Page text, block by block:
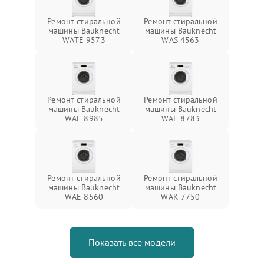
Ремонт стиральной
машины Bauknecht
WATE 9573
Ремонт стиральной
машины Bauknecht
WAS 4563
Ремонт стиральной
машины Bauknecht
WAE 8985
Ремонт стиральной
машины Bauknecht
WAE 8783
Ремонт стиральной
машины Bauknecht
WAE 8560
Ремонт стиральной
машины Bauknecht
WAK 7750
Показать все модели